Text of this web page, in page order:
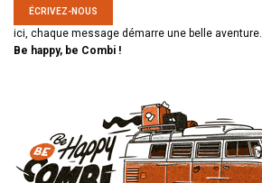
ÉCRIVEZ-NOUS
ici, chaque message démarre une belle aventure.
Be happy, be Combi !